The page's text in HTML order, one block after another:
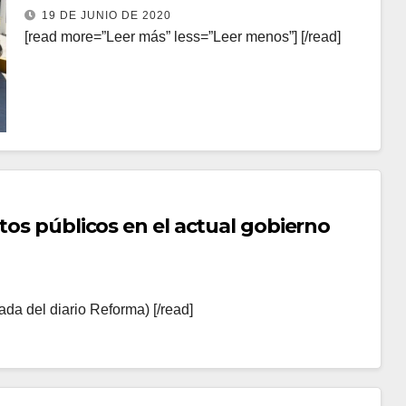
guanajuatenses
19 DE JUNIO DE 2020
[read more=”Leer más” less=”Leer menos”] [/read]
públicos en el actual gobierno
del diario Reforma) [/read]